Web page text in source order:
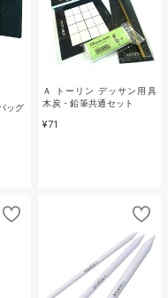
ッグ
Ａ トーリン デッサン用具
木炭・鉛筆共通セット
¥71